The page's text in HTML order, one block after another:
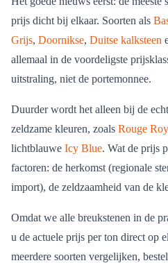
prijs dicht bij elkaar. Soorten als
Grijs, Doornikse, Duitse kalksteen
allemaal in de voordeligste
uitstraling, niet de portemonnee.
Duurder wordt het alleen bij de
zeldzame kleuren, zoals Rouge
lichtblauwe Icy Blue. Wat de prijs
factoren: de herkomst (regionale
import), de zeldzaamheid van de
Omdat we alle breukstenen in de
u de actuele prijs per ton direct op
meerdere soorten vergelijken,